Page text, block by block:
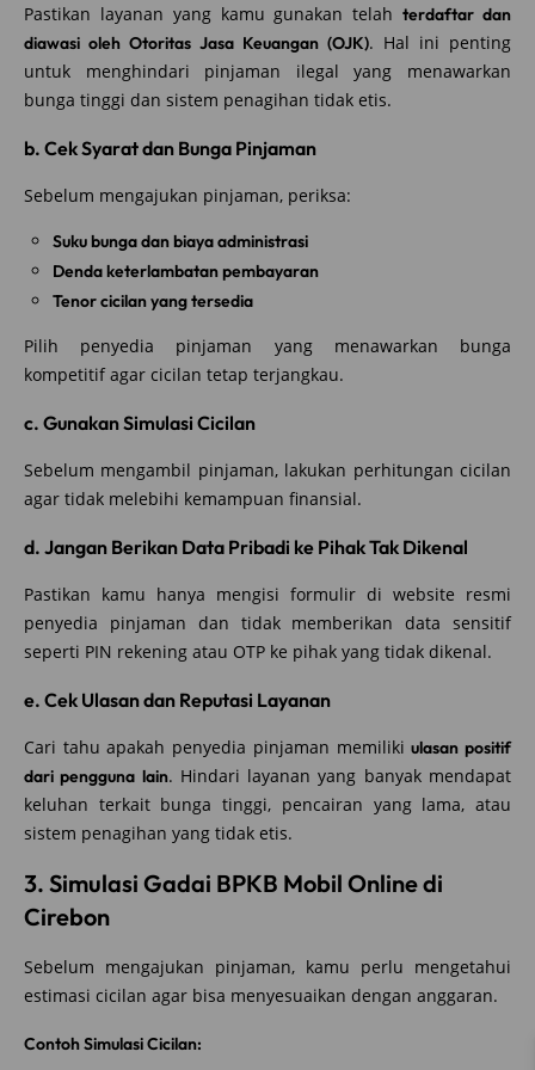
Pastikan layanan yang kamu gunakan telahterdaftar dan
diawasi oleh Otoritas Jasa Keuangan (OJK). Hal ini penting
untuk menghindari pinjaman ilegal yang menawarkan
bunga tinggi dan sistem penagihan tidak etis.
b. Cek Syarat dan Bunga Pinjaman
Sebelum mengajukan pinjaman, periksa:
Suku bunga dan biaya administrasi
Denda keterlambatan pembayaran
Tenor cicilan yang tersedia
Pilih penyedia pinjaman yang menawarkan bunga
kompetitif agar cicilan tetap terjangkau.
c. Gunakan Simulasi Cicilan
Sebelum mengambil pinjaman, lakukan perhitungan cicilan
agar tidak melebihi kemampuan finansial.
d. Jangan Berikan Data Pribadi ke Pihak Tak Dikenal
Pastikan kamu hanya mengisi formulir di website resmi
penyedia pinjaman dan tidak memberikan data sensitif
seperti PIN rekening atau OTP ke pihak yang tidak dikenal.
e. Cek Ulasan dan Reputasi Layanan
Cari tahu apakah penyedia pinjaman memilikiulasan positif
dari pengguna lain. Hindari layanan yang banyak mendapat
keluhan terkait bunga tinggi, pencairan yang lama, atau
sistem penagihan yang tidak etis.
3. Simulasi Gadai BPKB Mobil Online di
Cirebon
Sebelum mengajukan pinjaman, kamu perlu mengetahui
estimasi cicilan agar bisa menyesuaikan dengan anggaran.
Contoh Simulasi Cicilan: